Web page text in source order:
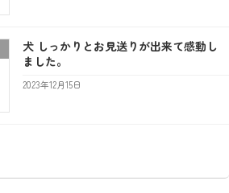
犬 しっかりとお見送りが出来て感動し
ました。
2023年12月15日